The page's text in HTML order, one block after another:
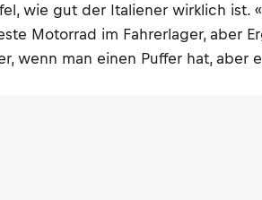
wie gut der Italiener wirklich ist.
Motorrad im Fahrerlager, aber
wenn man einen Puffer hat, aber